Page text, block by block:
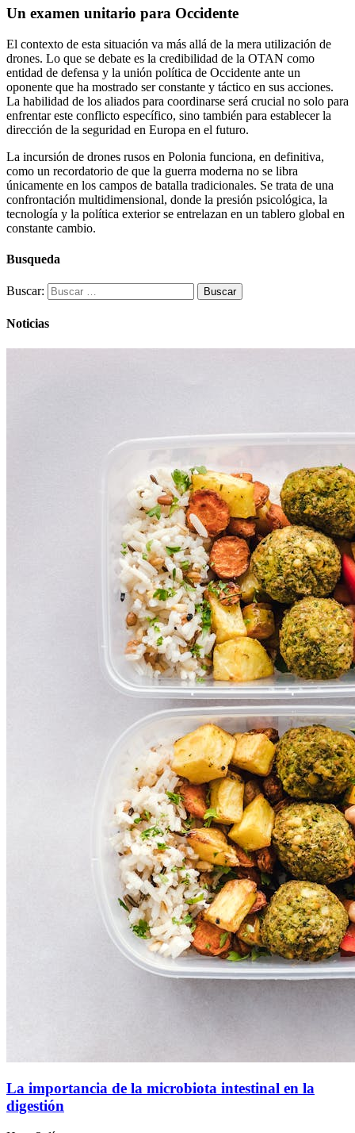
Un examen unitario para Occidente
El contexto de esta situación va más allá de la mera utilización de
drones. Lo que se debate es la credibilidad de la OTAN como
entidad de defensa y la unión política de Occidente ante un
oponente que ha mostrado ser constante y táctico en sus acciones.
La habilidad de los aliados para coordinarse será crucial no solo para
enfrentar este conflicto específico, sino también para establecer la
dirección de la seguridad en Europa en el futuro.
La incursión de drones rusos en Polonia funciona, en definitiva,
como un recordatorio de que la guerra moderna no se libra
únicamente en los campos de batalla tradicionales. Se trata de una
confrontación multidimensional, donde la presión psicológica, la
tecnología y la política exterior se entrelazan en un tablero global en
constante cambio.
Busqueda
Buscar:
Noticias
La importancia de la microbiota intestinal en la
digestión